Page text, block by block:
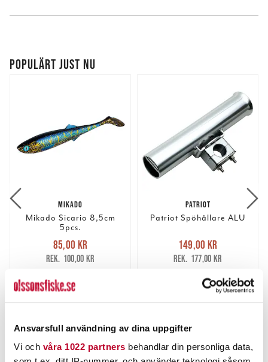
Ansvarsfull användning av dina uppgifter
Vi och våra 1022 partners behandlar din personliga data,
POPULÄRT JUST NU
MIKADO
Mikado Sicario 8,5cm
5pcs.
Nuvarande pris
85,00 krTidigare pris
100,00 kr
85,00 kr
100,00 kr
LÄS MER
PATRIOT
Patriot Spöhållare ALU
Nuvarande pris
149,00 krTidigare pris
177,00 kr
149,00 kr
177,00 kr
LÄGG I VARUKORGEN
ANDRA TITTADE OCKSÅ PÅ